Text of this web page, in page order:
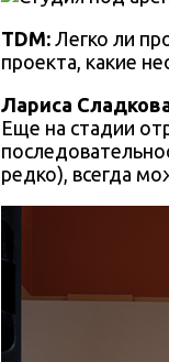
TDM: Легко ли
проекта, какие
Лариса
Еще на стадии
редко), всегда